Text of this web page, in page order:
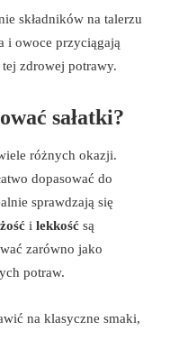
składników na talerzu
i owoce przyciągają
zdrowej potrawy.
sałatki?
różnych okazji.
dopasować do
sprawdzają się
i lekkość są
zarówno jako
potraw.
na klasyczne smaki,